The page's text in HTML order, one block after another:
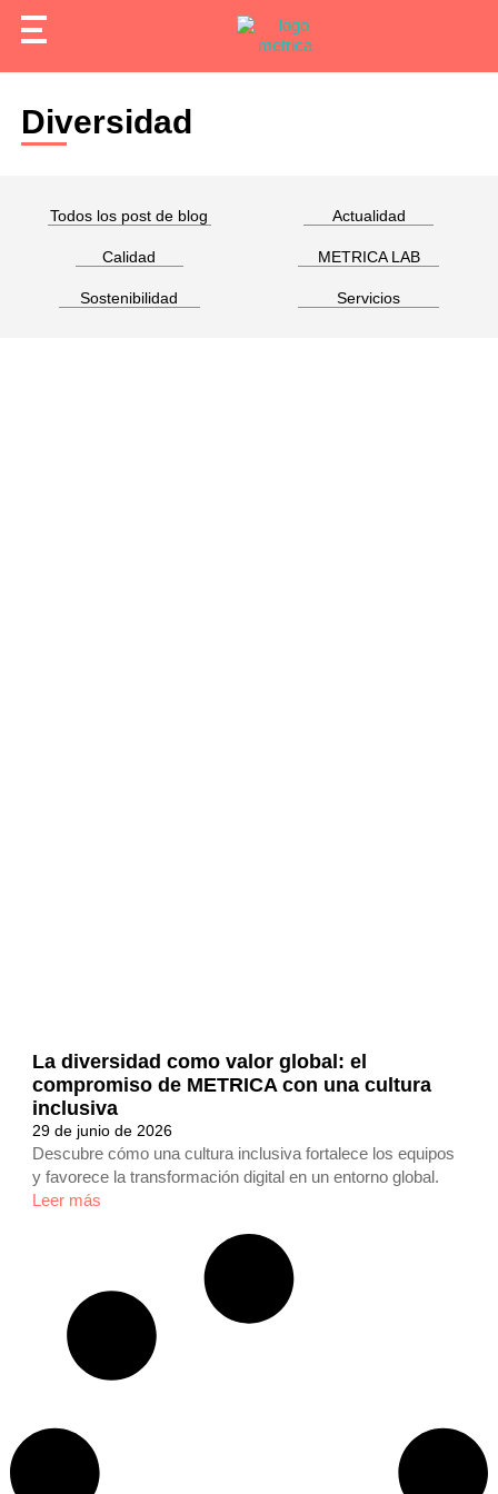
Diversidad
Todos los post de blog Actualidad
Calidad METRICA LAB
Sostenibilidad Servicios
La diversidad como valor global: el
compromiso de METRICA con una cultura
inclusiva
29 de junio de 2026
Descubre cómo una cultura inclusiva fortalece los equipos
y favorece la transformación digital en un entorno global.
Leer más